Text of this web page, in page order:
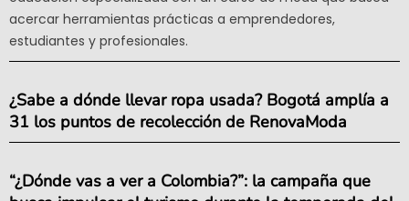
acercar herramientas prácticas a emprendedores,
estudiantes y profesionales.
¿Sabe a dónde llevar ropa usada? Bogotá amplía a
31 los puntos de recolección de RenovaModa
“¿Dónde vas a ver a Colombia?”: la campaña que